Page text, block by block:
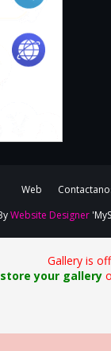
Web
Website Designer
Gallery is
your gallery